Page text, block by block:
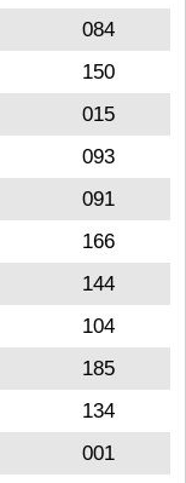
084
150
015
093
091
166
144
104
185
134
001